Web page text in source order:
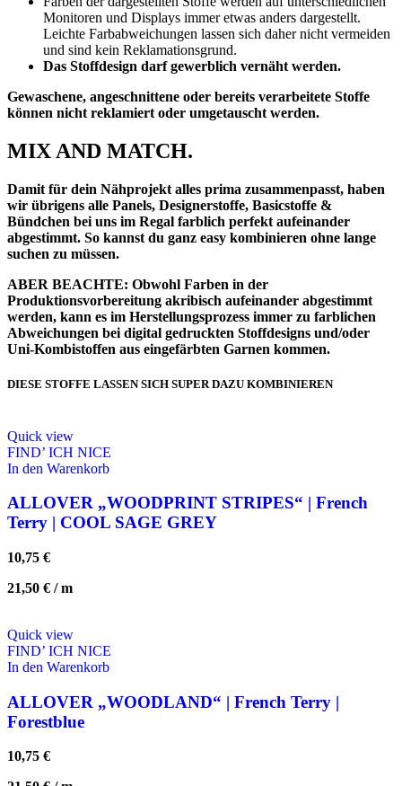
Monitoren und Displays immer etwas anders dargestellt.
Leichte Farbabweichungen lassen sich daher nicht vermeiden
und sind kein Reklamationsgrund.
Das Stoffdesign darf gewerblich vernäht werden.
Gewaschene, angeschnittene oder bereits verarbeitete Stoffe
können nicht reklamiert oder umgetauscht werden.
MIX AND MATCH.
Damit für dein Nähprojekt alles prima zusammenpasst, haben
wir übrigens alle Panels, Designerstoffe, Basicstoffe &
Bündchen bei uns im Regal farblich perfekt aufeinander
abgestimmt. So kannst du ganz easy kombinieren ohne lange
suchen zu müssen.
ABER BEACHTE: Obwohl Farben in der
Produktionsvorbereitung akribisch aufeinander abgestimmt
werden, kann es im Herstellungsprozess immer zu farblichen
Abweichungen bei digital gedruckten Stoffdesigns und/oder
Uni-Kombistoffen aus eingefärbten Garnen kommen.
DIESE STOFFE LASSEN SICH SUPER DAZU KOMBINIEREN
Quick view
FIND’ ICH NICE
In den Warenkorb
ALLOVER „WOODPRINT STRIPES“ | French
Terry | COOL SAGE GREY
10,75 €
21,50 € /m
Quick view
FIND’ ICH NICE
In den Warenkorb
ALLOVER „WOODLAND“ | French Terry |
Forestblue
10,75 €